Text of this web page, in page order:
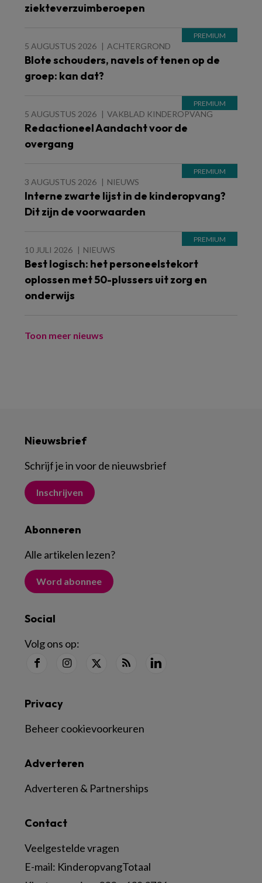
ziekteverzuimberoepen
5 AUGUSTUS 2026 ACHTERGROND
Blote schouders, navels of tenen op de
groep: kan dat?
5 AUGUSTUS 2026 VAKBLAD KINDEROPVANG
Redactioneel Aandacht voor de
overgang
3 AUGUSTUS 2026 NIEUWS
Interne zwarte lijst in de kinderopvang?
Dit zijn de voorwaarden
10 JULI 2026 NIEUWS
Best logisch: het personeelstekort
oplossen met 50-plussers uit zorg en
onderwijs
Toon meer nieuws
Nieuwsbrief
Schrijf je in voor de nieuwsbrief
Inschrijven
Abonneren
Alle artikelen lezen?
Word abonnee
Social
Volg ons op:
Contact
Veelgestelde vragen
E-mail: KinderopvangTotaal
Adverteren
Adverteren & Partnerships
Privacy
Beheer cookievoorkeuren